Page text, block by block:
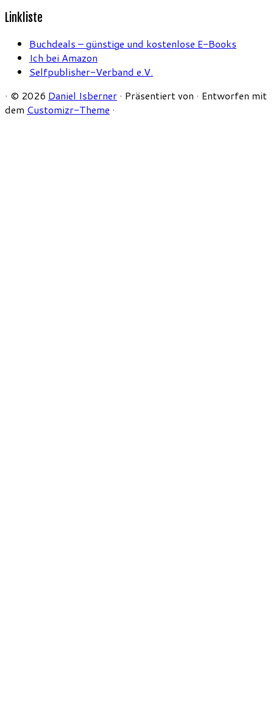
Linkliste
Buchdeals – günstige und kostenlose E-Books
Ich bei Amazon
Selfpublisher-Verband e.V.
· © 2026 Daniel Isberner · Präsentiert von · Entworfen mit
dem Customizr-Theme ·